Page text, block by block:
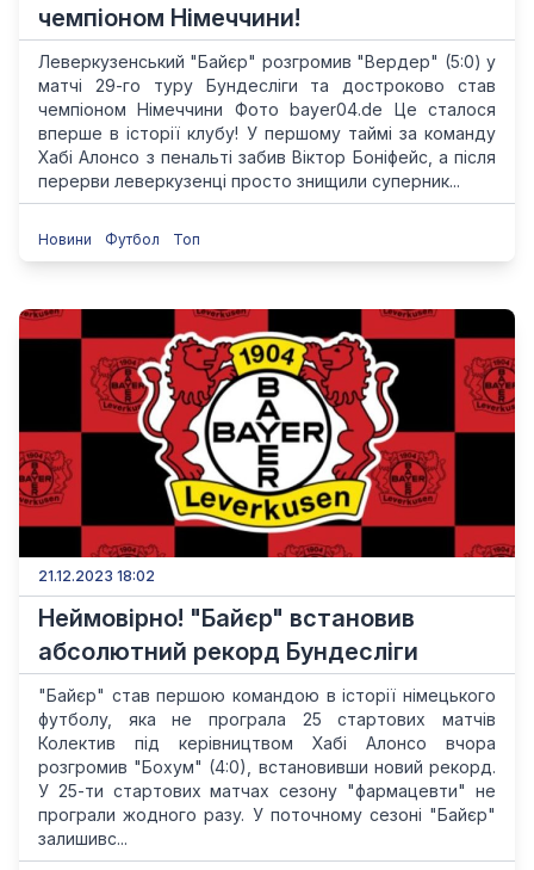
чемпіоном Німеччини!
Леверкузенський "Байєр" розгромив "Вердер" (5:0) у
матчі 29-го туру Бундесліги та достроково став
чемпіоном Німеччини Фото bayer04.de Це сталося
вперше в історії клубу! У першому таймі за команду
Хабі Алонсо з пенальті забив Віктор Боніфейс, а після
перерви леверкузенці просто знищили суперник...
Новини Футбол Топ
21.12.2023 18:02
Неймовірно! "Байєр" встановив
абсолютний рекорд Бундесліги
"Байєр" став першою командою в історії німецького
футболу, яка не програла 25 стартових матчів
Колектив під керівництвом Хабі Алонсо вчора
розгромив "Бохум" (4:0), встановивши новий рекорд.
У 25-ти стартових матчах сезону "фармацевти" не
програли жодного разу. У поточному сезоні "Байєр"
залишивс...